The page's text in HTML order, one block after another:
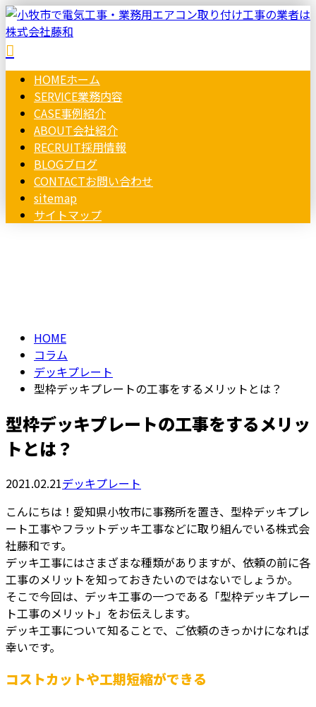
HOMEホーム
SERVICE業務内容
CASE事例紹介
ABOUT会社紹介
RECRUIT採用情報
BLOGブログ
CONTACTお問い合わせ
sitemap
サイトマップ
HOME
コラム
デッキプレート
型枠デッキプレートの工事をするメリットとは？
型枠デッキプレートの工事をするメリッ
トとは？
2021.02.21デッキプレート
こんにちは！愛知県小牧市に事務所を置き、型枠デッキプレ
ート工事やフラットデッキ工事などに取り組んでいる株式会
社藤和です。
デッキ工事にはさまざまな種類がありますが、依頼の前に各
工事のメリットを知っておきたいのではないでしょうか。
そこで今回は、デッキ工事の一つである「型枠デッキプレー
ト工事のメリット」をお伝えします。
デッキ工事について知ることで、ご依頼のきっかけになれば
幸いです。
コストカットや工期短縮ができる